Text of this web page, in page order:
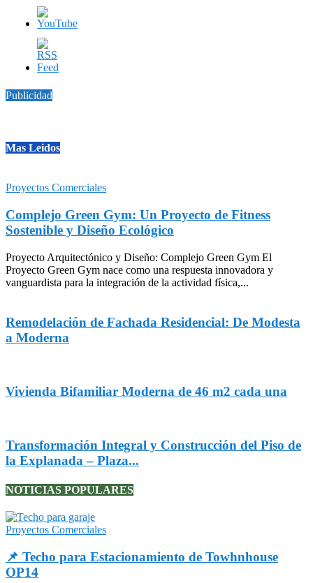
Publicidad
Mas Leidos
Proyectos Comerciales
Complejo Green Gym: Un Proyecto de Fitness
Sostenible y Diseño Ecológico
Proyecto Arquitectónico y Diseño: Complejo Green Gym El
Proyecto Green Gym nace como una respuesta innovadora y
vanguardista para la integración de la actividad física,...
Remodelación de Fachada Residencial: De Modesta
a Moderna
Vivienda Bifamiliar Moderna de 46 m2 cada una
Transformación Integral y Construcción del Piso de
la Explanada – Plaza...
NOTICIAS POPULARES
Proyectos Comerciales
📌 Techo para Estacionamiento de Towhnhouse
OP14